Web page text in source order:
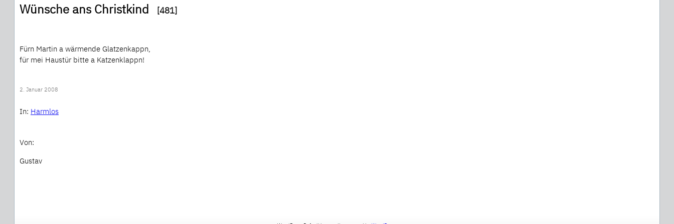
Wünsche ans Christkind [481]
Fürn Martin a wärmende Glatzenkappn,
für mei Haustür bitte a Katzenklappn!
2. Januar 2008
In: Harmlos
Von:
Gustav